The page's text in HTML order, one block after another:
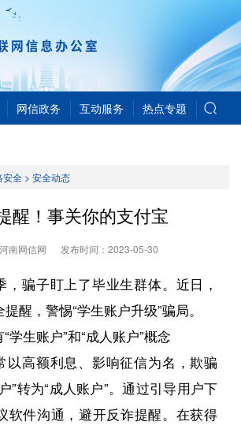
网信政务 互动服务 热点专题
安全> 安全动态
醒！事关你的支付宝
南网信网 发布时间： 2023-05-30
，骗子盯上了毕业生群体。近日，
醒，警惕“学生账户升级”骗局。
学生账户”和“成人账户”概念
以高额利息、影响征信为名，欺骗
”转为“成人账户”。通过引导用户下
软件沟通，避开反诈提醒。在获得